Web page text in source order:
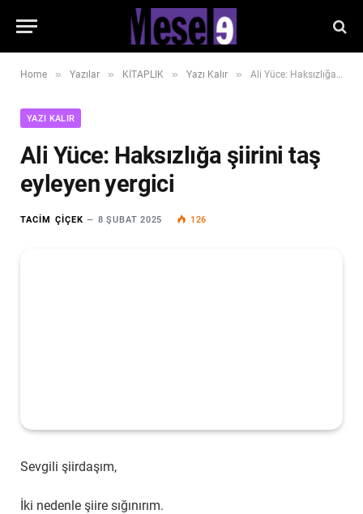
Home » Yazılar » KİTAPLIK » Yazı Kalır » Ali Yüce: Haksızlığa şiirini taş eyleyen yergici
YAZI KALIR
Ali Yüce: Haksızlığa şiirini taş
eyleyen yergici
TACIM ÇIÇEK 8 ŞUBAT 2025 126
Sevgili şiirdaşım,
İki nedenle şiire sığınırım.